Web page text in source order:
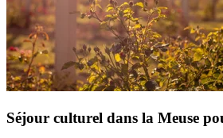
Séjour culturel dans la Meuse